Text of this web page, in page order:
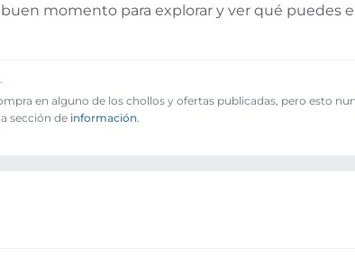
momento para explorar y ver qué puedes
.
en alguno de los chollos y ofertas publicadas, pero esto
sección de información.